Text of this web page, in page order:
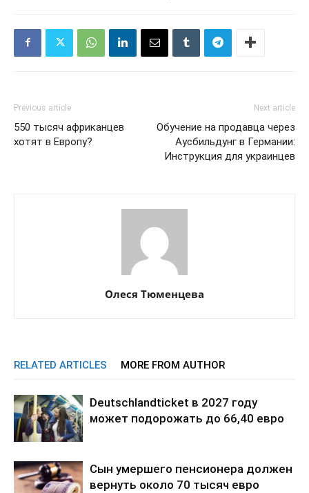
Previous article
550 тысяч африканцев
хотят в Европу?
Next article
Обучение на продавца через
Аусбильдунг в Германии:
Инструкция для украинцев
Олеся Тюменцева
RELATED ARTICLES MORE FROM AUTHOR
Deutschlandticket в 2027 году
может подорожать до 66,40 евро
Сын умершего пенсионера должен
вернуть около 70 тысяч евро